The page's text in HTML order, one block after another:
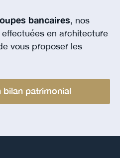
bancaires, nos
en architecture
vous proposer les
bilan patrimonial